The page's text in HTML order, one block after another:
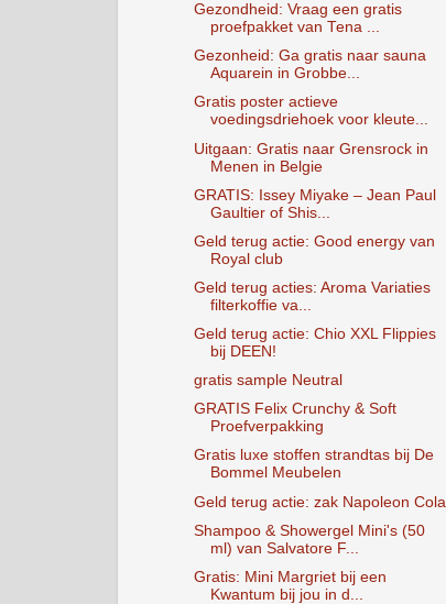
Gezondheid: Vraag een gratis
proefpakket van Tena ...
Gezonheid: Ga gratis naar sauna
Aquarein in Grobbe...
Gratis poster actieve
voedingsdriehoek voor kleute...
Uitgaan: Gratis naar Grensrock in
Menen in Belgie
GRATIS: Issey Miyake – Jean Paul
Gaultier of Shis...
Geld terug actie: Good energy van
Royal club
Geld terug acties: Aroma Variaties
filterkoffie va...
Geld terug actie: Chio XXL Flippies
bij DEEN!
gratis sample Neutral
GRATIS Felix Crunchy & Soft
Proefverpakking
Gratis luxe stoffen strandtas bij De
Bommel Meubelen
Geld terug actie: zak Napoleon Cola
Shampoo & Showergel Mini's (50
ml) van Salvatore F...
Gratis: Mini Margriet bij een
Kwantum bij jou in d...